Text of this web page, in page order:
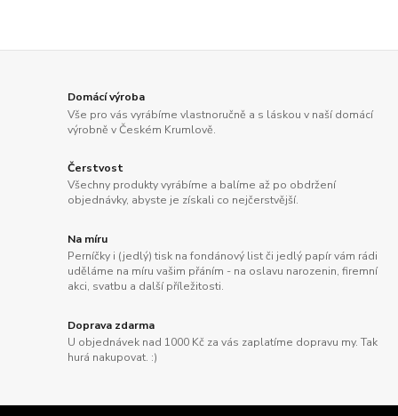
Domácí výroba
Vše pro vás vyrábíme vlastnoručně a s láskou v naší domácí
výrobně v Českém Krumlově.
Čerstvost
Všechny produkty vyrábíme a balíme až po obdržení
objednávky, abyste je získali co nejčerstvější.
Na míru
Perníčky i (jedlý) tisk na fondánový list či jedlý papír vám rádi
uděláme na míru vašim přáním - na oslavu narozenin, firemní
akci, svatbu a další příležitosti.
Doprava zdarma
U objednávek nad 1000 Kč za vás zaplatíme dopravu my. Tak
hurá nakupovat. :)